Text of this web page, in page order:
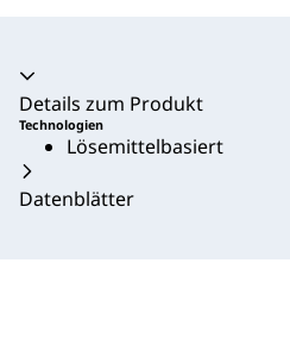
Akkordeon zusammengeklappt
Details zum Produkt
Technologien
Lösemittelbasiert
Datenblätter